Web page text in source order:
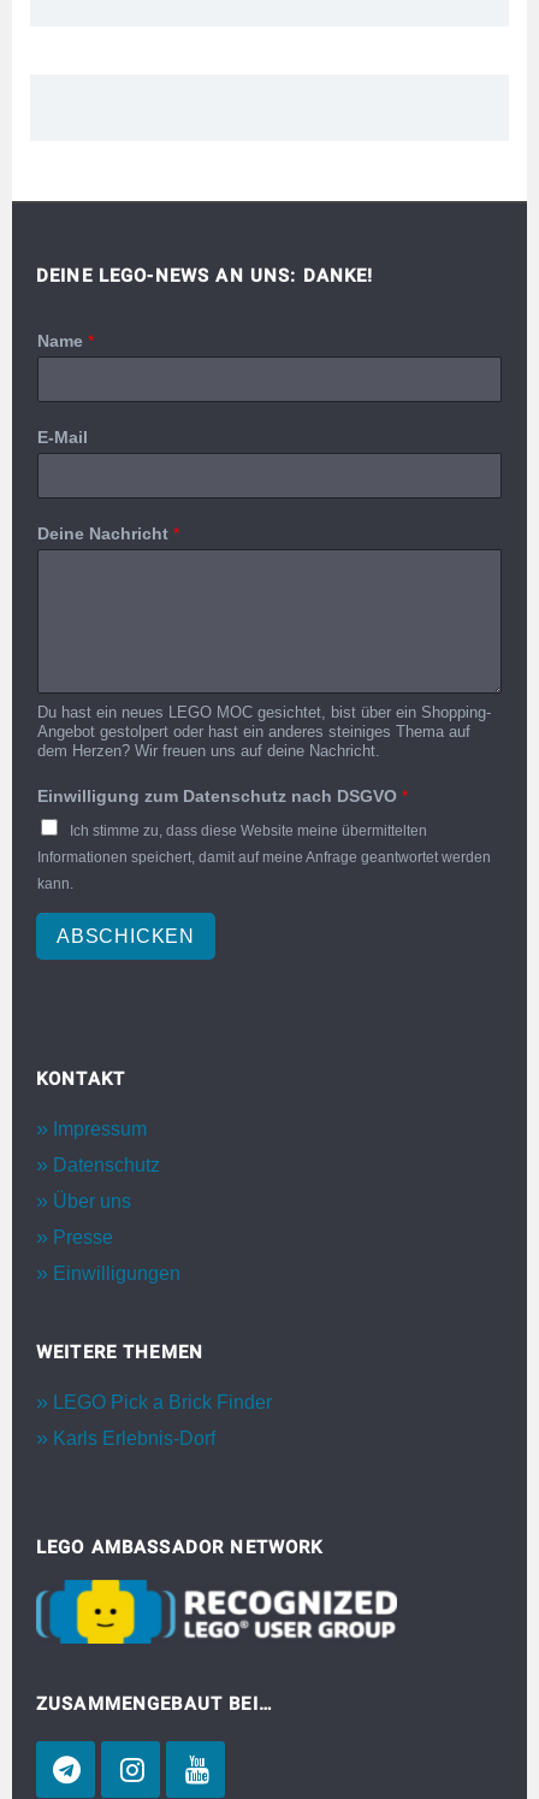
DEINE LEGO-NEWS AN UNS: DANKE!
Name *
E-Mail
Deine Nachricht *
Du hast ein neues LEGO MOC gesichtet, bist über ein Shopping-
Angebot gestolpert oder hast ein anderes steiniges Thema auf
dem Herzen? Wir freuen uns auf deine Nachricht.
Einwilligung zum Datenschutz nach DSGVO *
Ich stimme zu, dass diese Website meine übermittelten
Informationen speichert, damit auf meine Anfrage geantwortet werden
kann.
ABSCHICKEN
KONTAKT
Impressum
Datenschutz
Über uns
Presse
Einwilligungen
WEITERE THEMEN
LEGO Pick a Brick Finder
Karls Erlebnis-Dorf
LEGO AMBASSADOR NETWORK
ZUSAMMENGEBAUT BEI…